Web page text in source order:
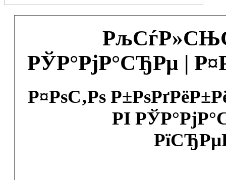
РЎР°РјР°СЂРµ |
Р¤РѕС‚Рѕ
РІ